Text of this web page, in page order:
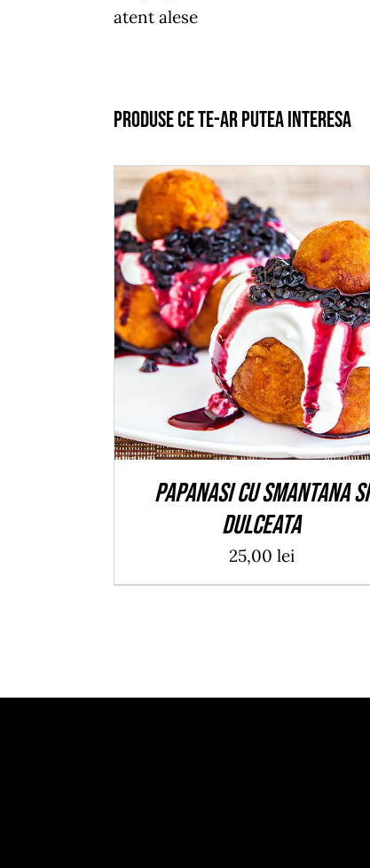
atent alese
Produse ce te-ar putea interesa
ADAUGĂ ÎN COȘ / DETALII
Papanasi cu smantana si
dulceata
25,00 lei